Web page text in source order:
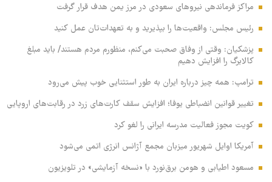
مراکز فرماندهی نیروهای سعودی در مرز یمن هدف قرار گرفت
رئیس مجلس: واقعیت‌ها را بپذیرید و به تعهدات‌تان عمل کنید
پزشکیان: وقتی از وفاق صحبت می‌کنم، منظورم مردم هستند/ باید مبلغ
کالابرگ را افزایش دهیم
ترامپ: همه چیز درباره ایران به طور استثنایی خوب پیش می‌رود
تغییر قوانین انضباطی یوفا؛ افزایش سقف کارت‌های زرد در رقابت‌های اروپایی
کویت مجوز فعالیت مدرسه ایرانی را لغو کرد
آمریکا اوایل شهریور میزبان مجمع آژانس انرژی اتمی می‌شود
مسعود اطیابی و هومن برق‌نورد با «نسخه آزمایشی» در تلویزیون